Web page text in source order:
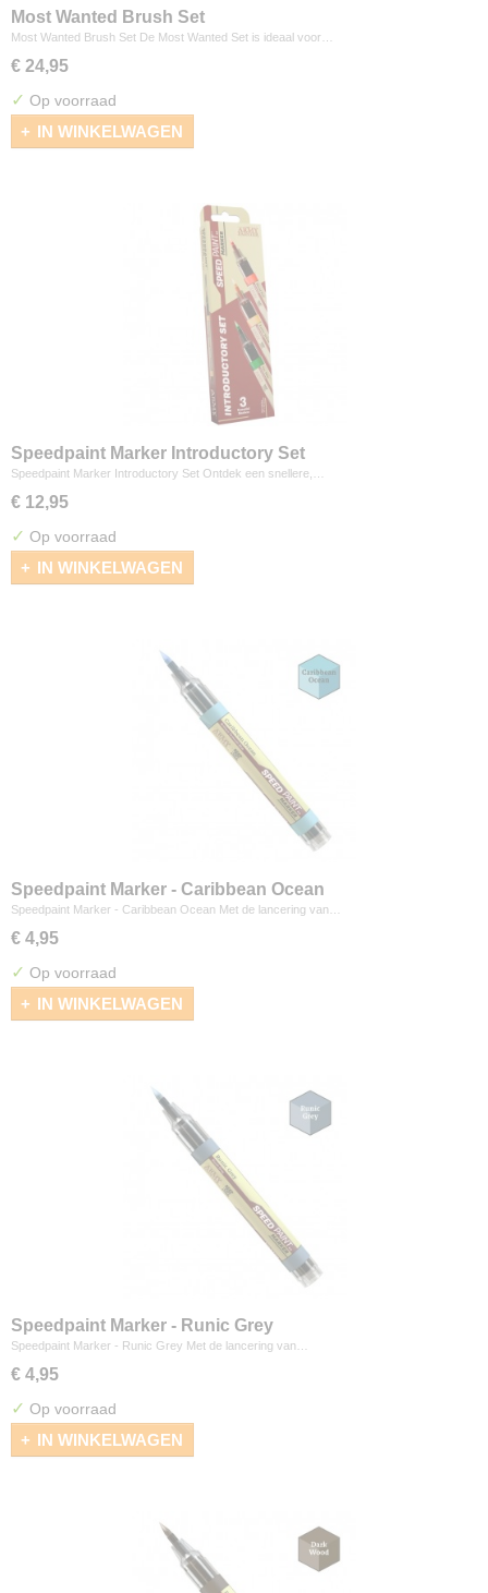
Most Wanted Brush Set
Most Wanted Brush Set De Most Wanted Set is ideaal voor…
€ 24,95
✓ Op voorraad
IN WINKELWAGEN
Speedpaint Marker Introductory Set
Speedpaint Marker Introductory Set Ontdek een snellere,…
€ 12,95
✓ Op voorraad
IN WINKELWAGEN
Speedpaint Marker - Caribbean Ocean
Speedpaint Marker - Caribbean Ocean Met de lancering van…
€ 4,95
✓ Op voorraad
IN WINKELWAGEN
Speedpaint Marker - Runic Grey
Speedpaint Marker - Runic Grey Met de lancering van…
€ 4,95
✓ Op voorraad
IN WINKELWAGEN